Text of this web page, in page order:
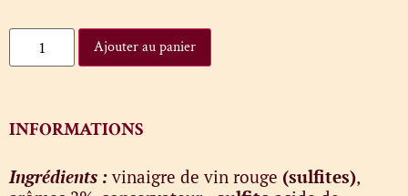
Ajouter au panier
INFORMATIONS
Ingrédients :vinaigre de vin rouge (sulfites),